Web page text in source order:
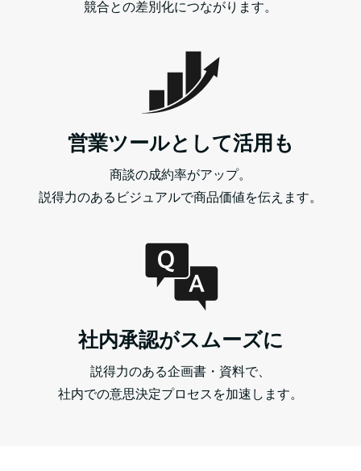
競合との差別化につながります。
営業ツールとして活用も
商談の成約率がアップ。
説得力のあるビジュアルで商品価値を伝えます。
社内承認がスムーズに
説得力のある企画書・資料で、
社内での意思決定プロセスを加速します。